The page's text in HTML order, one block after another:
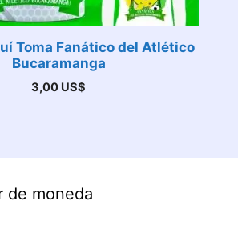
Toma Fanático del Atlético
Bucaramanga
3,00 US$
de moneda